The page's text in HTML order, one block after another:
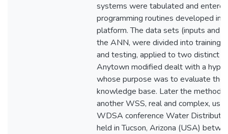
systems were tabulated and
programming routines developed in
platform. The data sets (inputs and
the ANN, were divided into training
and testing, applied to two distinct
Anytown modified dealt with a
whose purpose was to evaluate the
knowledge base. Later the
another WSS, real and complex,
WDSA conference Water
held in Tucson, Arizona (USA)